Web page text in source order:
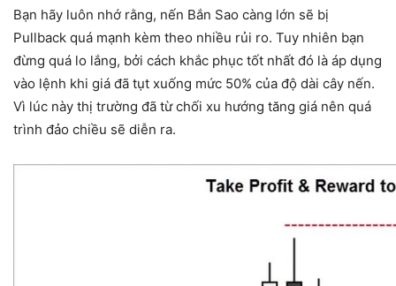
Bạn hãy luôn nhớ rằng, nến Bắn Sao càng lớn sẽ bị
Pullback quá mạnh kèm theo nhiều rủi ro. Tuy nhiên bạn
đừng quá lo lắng, bởi cách khắc phục tốt nhất đó là áp dụng
vào lệnh khi giá đã tụt xuống mức 50% của độ dài cây nến.
Vì lúc này thị trường đã từ chối xu hướng tăng giá nên quá
trình đảo chiều sẽ diễn ra.